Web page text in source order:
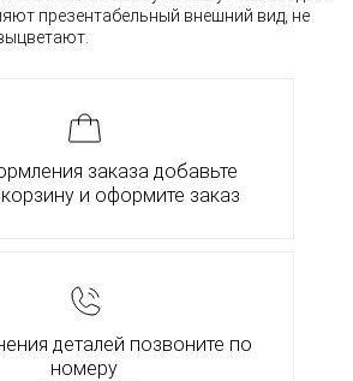
презентабельный внешний вид, не
заказа добавьте
и оформите заказ
деталей позвоните по
номеру